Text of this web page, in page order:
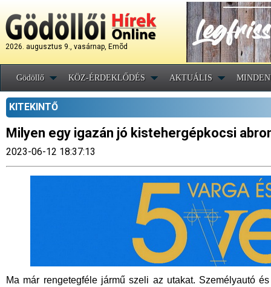
2026. augusztus 9., vasárnap, Emõd
Gödöllő KÖZ-ÉRDEKLŐDÉS AKTUÁLIS
KITEKINTŐ
Milyen egy igazán jó kistehergépkocsi
2023-06-12 18:37:13
Ma már rengetegféle jármű szeli az utakat. Személyautó